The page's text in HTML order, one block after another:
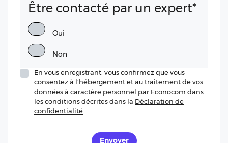
Être contacté par un expert*
Oui
Non
En vous enregistrant, vous confirmez que vous
consentez à l'hébergement et au traitement de vos
données à caractère personnel par Econocom dans
les conditions décrites dans la Déclaration de
confidentialité